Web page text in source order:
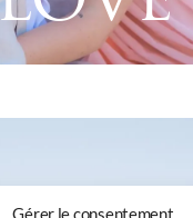
Gérer le consentement